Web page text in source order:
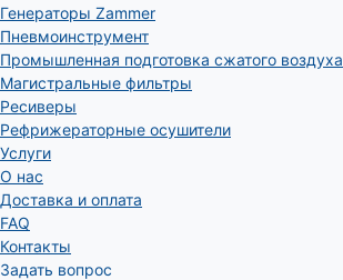
Генераторы Zammer
Пневмоинструмент
Промышленная подготовка сжатого воздуха
Магистральные фильтры
Ресиверы
Рефрижераторные осушители
Услуги
О нас
Доставка и оплата
FAQ
Контакты
Задать вопрос